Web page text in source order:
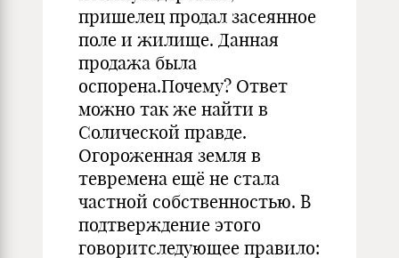
пришелец продал засеянное
поле и жилище. Данная
продажа была
оспорена.Почему? Ответ
можно так же найти в
Солической правде.
Огороженная земля в
тевремена ещё не стала
частной собственностью. В
подтверждение этого
говоритследующее правило: